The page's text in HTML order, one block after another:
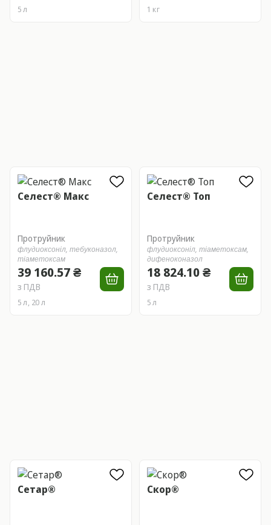
5 л 1 кг
Селест® Макс
Протруйник
флудиоксоніл, тебуконазол,
тіаметоксам
39 160.57 ₴
з ПДВ
5 л, 20 л
Селест® Топ
Протруйник
флудиоксоніл, тіаметоксам,
дифеноконазол
18 824.10 ₴
з ПДВ
5 л
Сетар® Скор®